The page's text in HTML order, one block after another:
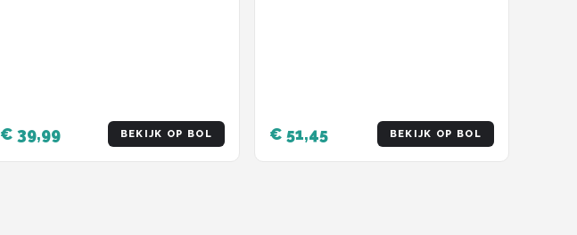
€ 39,99 BEKIJK OP BOL € 51,45 BEKIJK OP BOL